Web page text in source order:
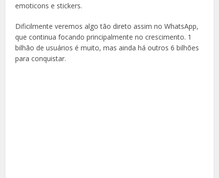
emoticons e stickers.
Dificilmente veremos algo tão direto assim no WhatsApp,
que continua focando principalmente no crescimento. 1
bilhão de usuários é muito, mas ainda há outros 6 bilhões
para conquistar.